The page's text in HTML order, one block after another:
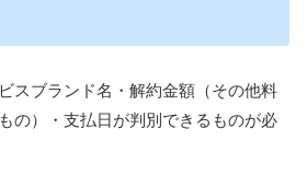
スブランド名・解約金額（その他料
の）・支払日が判別できるものが必